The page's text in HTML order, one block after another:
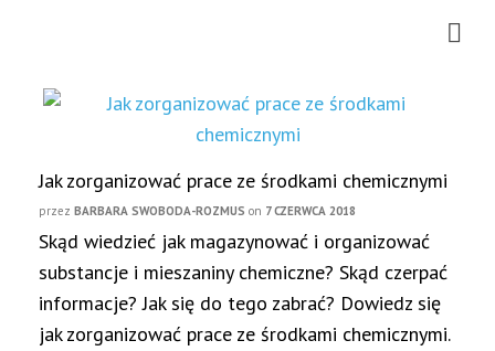
Jak zorganizować prace ze środkami chemicznymi
przez BARBARA SWOBODA-ROZMUS on 7 CZERWCA 2018
Skąd wiedzieć jak magazynować i organizować
substancje i mieszaniny chemiczne? Skąd czerpać
informacje? Jak się do tego zabrać? Dowiedz się
jak zorganizować prace ze środkami chemicznymi.